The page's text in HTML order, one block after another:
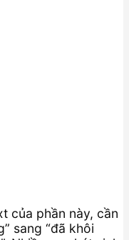
của phần này, cần
sang “đã khôi